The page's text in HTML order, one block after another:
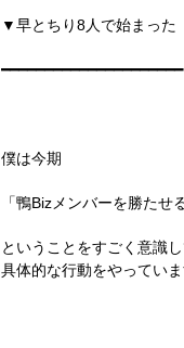
▼早とちり8人で始まった
━━━━━━━━━━━━━━━━━━━━━
僕は今期
「鴨Bizメンバーを勝たせる
ということをすごく意識
具体的な行動をやっていま